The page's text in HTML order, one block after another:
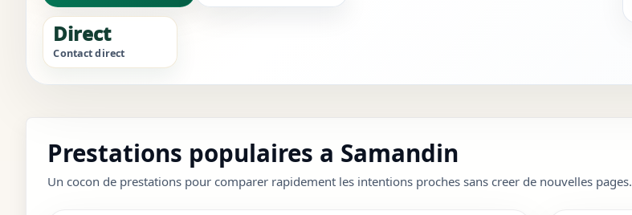
Direct
Contact direct
Prestations populaires a Samandin
Un cocon de prestations pour comparer rapidement les intentions proches sans creer de nouvelles pages.